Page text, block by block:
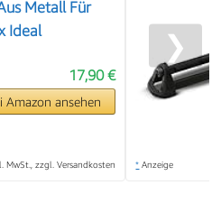
Metall Für
Ideal
17,90 €
Amazon ansehen
MwSt., zzgl. Versandkosten * Anzeige
❯